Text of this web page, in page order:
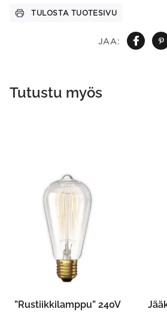
JAA:
TULOSTA TUOTESIVU
Tutustu myös
”Rustiikkilamppu” 240V